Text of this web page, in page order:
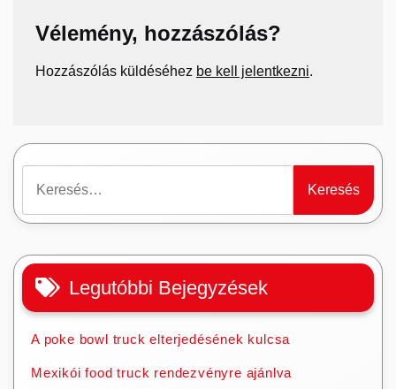
Vélemény, hozzászólás?
Hozzászólás küldéséhez be kell jelentkezni.
Legutóbbi Bejegyzések
A poke bowl truck elterjedésének kulcsa
Mexikói food truck rendezvényre ajánlva